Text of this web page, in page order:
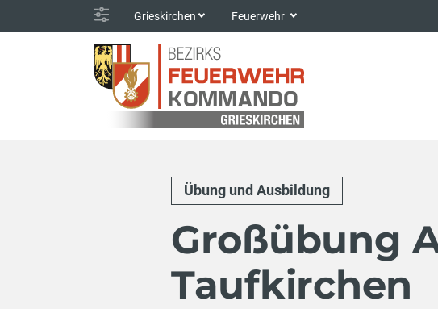
Grieskirchen Feuerwehr
Übung und Ausbildung
Großübung
Taufkirchen